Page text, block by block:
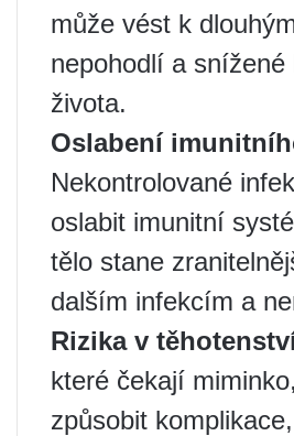
může vést k
nepohodlí a snížené
života.
Oslabení
Nekontrolované
oslabit imunitní
tělo stane
dalším infekcím a
Rizika v
které čekají
způsobit